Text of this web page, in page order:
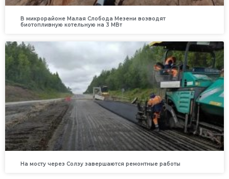
В микрорайоне Малая Слобода Мезени возводят
биотопливную котельную на 3 МВт
На мосту через Солзу завершаются ремонтные работы